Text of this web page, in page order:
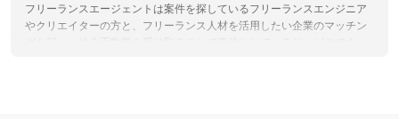
フリーランスエージェントは案件を探しているフリーランスエンジニア
やクリエイターの方と、フリーランス人材を活用したい企業のマッチン